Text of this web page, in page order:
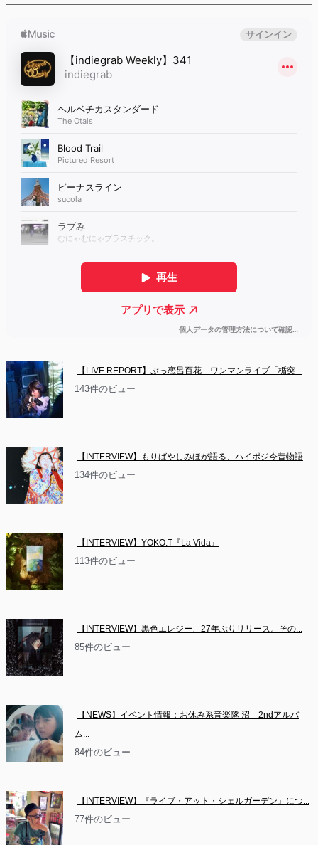
【LIVE REPORT】ぶっ恋呂百花　ワンマンライブ「楯突...
143件のビュー
【INTERVIEW】もりばやしみほが語る、ハイポジ今昔物語
134件のビュー
【INTERVIEW】YOKO.T『La Vida』
113件のビュー
【INTERVIEW】黒色エレジー、27年ぶりリリース。その...
85件のビュー
【NEWS】イベント情報：お休み系音楽隊 沼　2ndアルバ
ム...
84件のビュー
【INTERVIEW】『ライブ・アット・シェルガーデン』につ...
77件のビュー